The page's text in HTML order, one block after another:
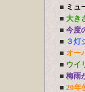
■ ミュ
■ 大き
■ 今度
■ ３灯
■ オー
■ ウイ
■ 梅雨
■ 20年